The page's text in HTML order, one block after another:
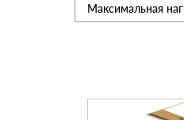
Максимальная